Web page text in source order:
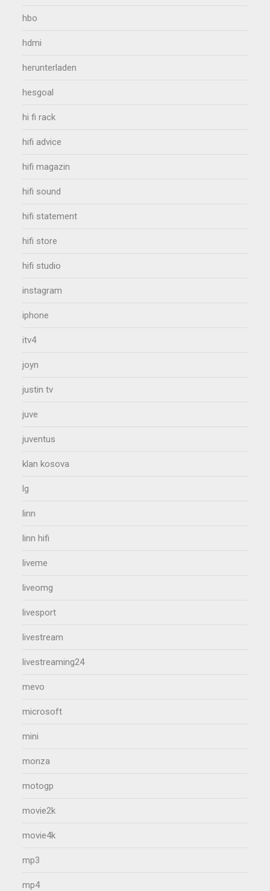
hbo
hdmi
herunterladen
hesgoal
hi fi rack
hifi advice
hifi magazin
hifi sound
hifi statement
hifi store
hifi studio
instagram
iphone
itv4
joyn
justin tv
juve
juventus
klan kosova
lg
linn
linn hifi
liveme
liveomg
livesport
livestream
livestreaming24
mevo
microsoft
mini
monza
motogp
movie2k
movie4k
mp3
mp4